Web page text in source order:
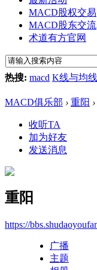
MACD股权交易
MACD股东交流
术道有方官网
热搜: macd K线与均线
MACD俱乐部 › 重阳 ›
收听TA
加为好友
发送消息
重阳
https://
广播
主题